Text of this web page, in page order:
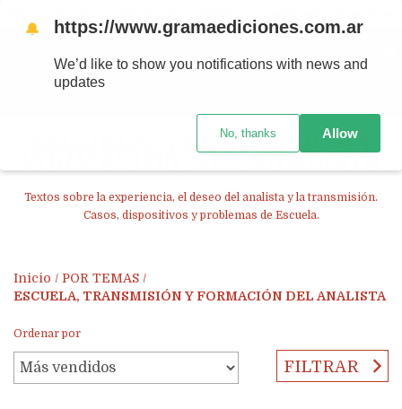
ESCUELA, TRANSMISIÓN Y
FORMACIÓN DEL ANALISTA
Textos sobre la experiencia, el deseo del analista y la transmisión.
Casos, dispositivos y problemas de Escuela.
Inicio / POR TEMAS /
ESCUELA, TRANSMISIÓN Y FORMACIÓN DEL ANALISTA
Ordenar por
FILTRAR
🔔 https://www.gramaediciones.com.ar
We’d like to show you notifications with news and
updates
No, thanks Allow